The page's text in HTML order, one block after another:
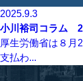
2025.9.3
小川裕司コラム
厚生労働省は８月
支払わ...